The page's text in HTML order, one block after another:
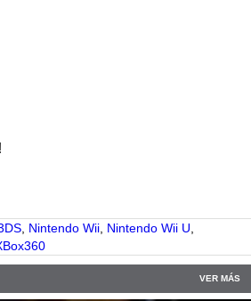
Nintendo Wii Nintendo Wii U
VER MÁS